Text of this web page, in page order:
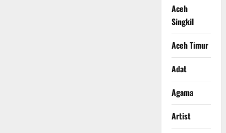
Aceh
Singkil
Aceh Timur
Adat
Agama
Artist